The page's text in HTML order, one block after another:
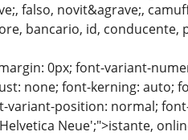
falso, novit&agrave;,
bancario, id, conducente,
0px; font-variant-
none; font-kerning: auto;
variant-position: normal;
Neue';">istante,